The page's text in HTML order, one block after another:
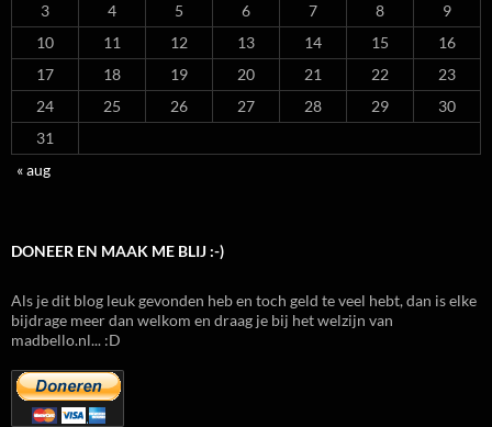
3
4 5 6 7 8
9
10
11 12 13 14 15
16
17
18 19 20 21 22
23
24
25 26 27 28 29
30
31
« aug
DONEER EN MAAK ME BLIJ :-)
Als je dit blog leuk gevonden heb en toch geld te veel hebt, dan is elke
bijdrage meer dan welkom en draag je bij het welzijn van
madbello.nl... :D